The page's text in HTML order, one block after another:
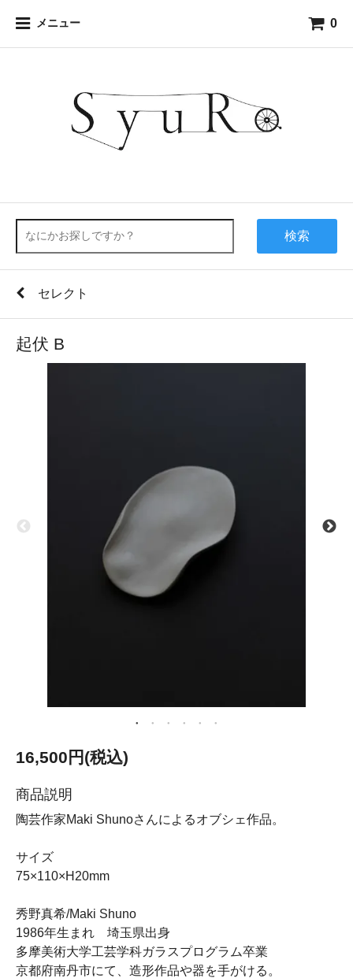
メニュー 0
検索
セレクト
起伏 B
16,500円(税込)
商品説明
陶芸作家Maki Shunoさんによるオブシェ作品。
サイズ
75×110×H20mm
秀野真希/Maki Shuno
1986年生まれ 埼玉県出身
多摩美術大学工芸学科ガラスプログラム卒業
京都府南丹市にて、造形作品や器を手がける。